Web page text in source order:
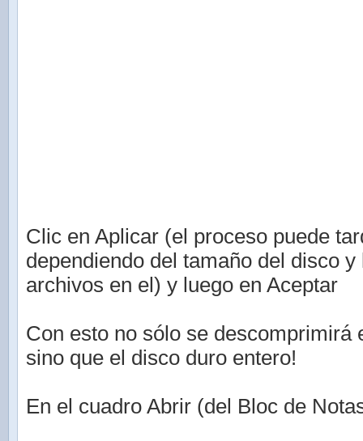
Clic en Aplicar (el proceso puede
dependiendo del tamaño del disco y
archivos en el) y luego en Aceptar
Con esto no sólo se descomprimirá
sino que el disco duro entero!
En el cuadro Abrir (del Bloc de